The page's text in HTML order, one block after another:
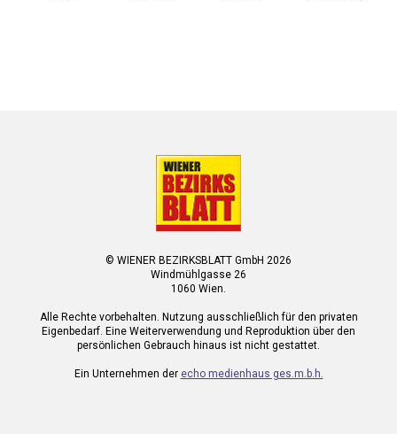
© WIENER BEZIRKSBLATT GmbH 2026
Windmühlgasse 26
1060 Wien.
Alle Rechte vorbehalten. Nutzung ausschließlich für den privaten
Eigenbedarf. Eine Weiterverwendung und Reproduktion über den
persönlichen Gebrauch hinaus ist nicht gestattet.
Ein Unternehmen der echo medienhaus ges.m.b.h.